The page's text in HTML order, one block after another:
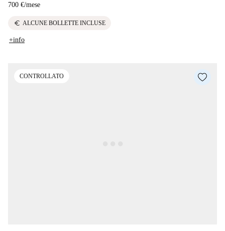
700 €/mese
euro ALCUNE BOLLETTE INCLUSE
+info
CONTROLLATO